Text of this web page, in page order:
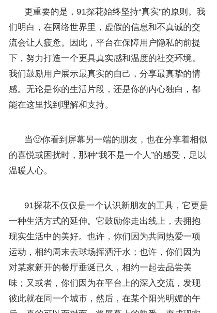
更重要的是，91探花始终坚持“真实”的原则。我
们明白，在网络世界里，虚假的信息和不真诚的交
流会让人疲惫。因此，平台在保障用户隐私的前提
下，努力打造一个更具真实感和温度的社交环境。
我们鼓励用户展示最真实的自己，分享最真挚的情
感。无论是你的生活片段，还是你的内心独白，都
能在这里找到理解和支持。
当🙂你看到屏幕另一端的朋友，也在分享着相似
的喜悦或困扰时，那种“我不是一个人”的感受，足以
温暖人心。
91探花不仅仅是一个认识新朋友的工具，它更是
一种生活方式的延伸。它鼓励你走出线上，去拥抱
现实生活中的美好。也许，你们因为共同热爱一项
运动，相约周末去球场挥洒汗水；也许，你们因为
对某家新开的餐厅垂涎已久，相约一起去品尝美
味；又或者，你们因为在平台上的深入交流，发现
彼此就在同一个城市，然后，在某个阳光明媚的午